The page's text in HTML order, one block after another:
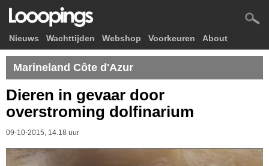
Nieuws Wachttijden Webshop Voorkeuren About
Marineland Côte d'Azur
Dieren in gevaar door
overstroming dolfinarium
09-10-2015, 14.18 uur